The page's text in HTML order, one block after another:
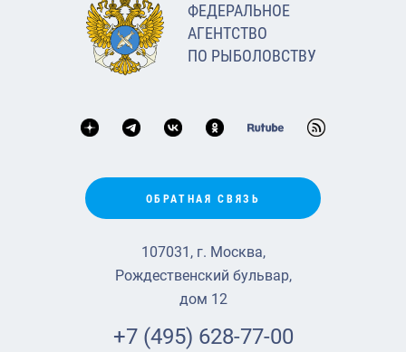
ФЕДЕРАЛЬНОЕ
АГЕНТСТВО
ПО РЫБОЛОВСТВУ
ОБРАТНАЯ СВЯЗЬ
107031, г. Москва,
Рождественский бульвар,
дом 12
+7 (495) 628-77-00